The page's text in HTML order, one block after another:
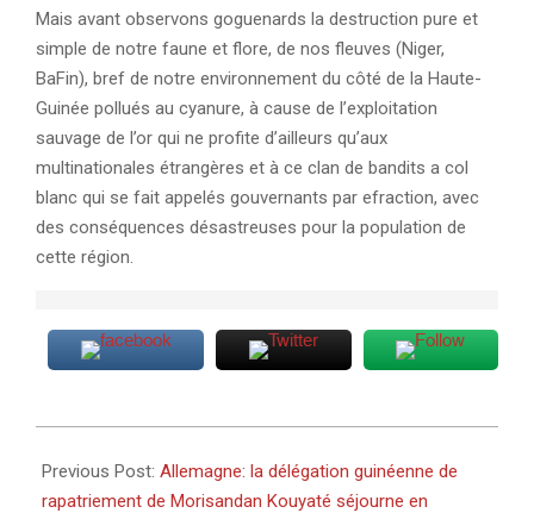
Mais avant observons goguenards la destruction pure et
simple de notre faune et flore, de nos fleuves (Niger,
BaFin), bref de notre environnement du côté de la Haute-
Guinée pollués au cyanure, à cause de l’exploitation
sauvage de l’or qui ne profite d’ailleurs qu’aux
multinationales étrangères et à ce clan de bandits a col
blanc qui se fait appelés gouvernants par efraction, avec
des conséquences désastreuses pour la population de
cette région.
07-
15
Previous Post: Allemagne: la délégation guinéenne de
rapatriement de Morisandan Kouyaté séjourne en